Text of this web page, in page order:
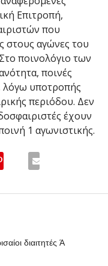
Επιτροπή,
που
στους αγώνες του
ποινολόγιο των
ποινές
λόγω υποτροπής
περιόδου. Δεν
έχουν
1 αγωνιστικής.
διαιτητές Ά